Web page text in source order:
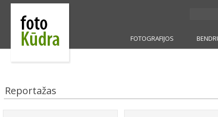
FOTOGRAFIJOS
Reportažas